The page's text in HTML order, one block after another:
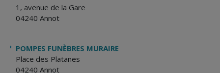
1, avenue de la Gare
04240 Annot
POMPES FUNÈBRES MURAIRE
Place des Platanes
04240 Annot